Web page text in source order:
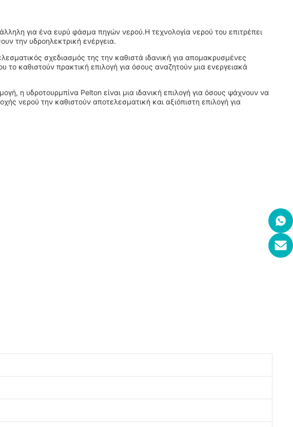
για ένα ευρύ φάσμα πηγών νερού.Η τεχνολογία νερού του επιτρέπει
την υδροηλεκτρική ενέργεια.
σχεδιασμός της την καθιστά ιδανική για απομακρυσμένες
το καθιστούν πρακτική επιλογή για όσους αναζητούν μια ενεργειακά
η υδροτουρμπίνα Pelton είναι μια ιδανική επιλογή για όσους ψάχνουν να
νερού την καθιστούν αποτελεσματική και αξιόπιστη επιλογή για